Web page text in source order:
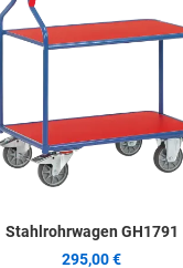
Stahlrohrwagen GH1791
295,00 €